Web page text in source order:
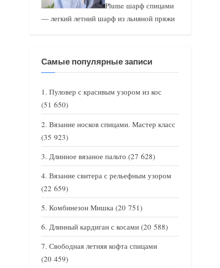
Plume шарф спицами
— легкий летний шарф из льняной пряжи
Самые популярные записи
Пуловер с красивым узором из кос
(51 650)
Вязание носков спицами. Мастер класс
(35 923)
Длинное вязаное пальто (27 628)
Вязание свитера с рельефным узором
(22 659)
Комбинезон Мишка (20 751)
Длинный кардиган с косами (20 588)
Свободная летняя кофта спицами
(20 459)